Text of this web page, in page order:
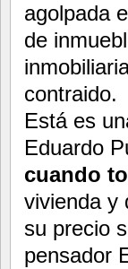
agolpada
de
contraido.
Está es
Eduardo
cuando
vivienda y
su precio
pensador